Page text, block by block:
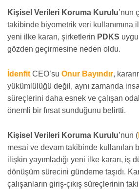
Kişisel Verileri Koruma Kurulu’nun
takibinde biyometrik veri kullanımına
yeni ilke kararı, şirketlerin PDKS
gözden geçirmesine neden oldu.
İdenfit CEO’su Onur Bayındır,
yükümlülüğü değil, aynı zamanda
süreçlerini daha esnek ve çalışan
önemli bir fırsat sunduğunu belirtti.
Kişisel Verileri Koruma Kurulu’nun (
mesai ve devam takibinde kullanılan
ilişkin yayımladığı yeni ilke kararı, iş
dönüşüm sürecini gündeme taşıdı.
çalışanların giriş-çıkış süreçlerinin